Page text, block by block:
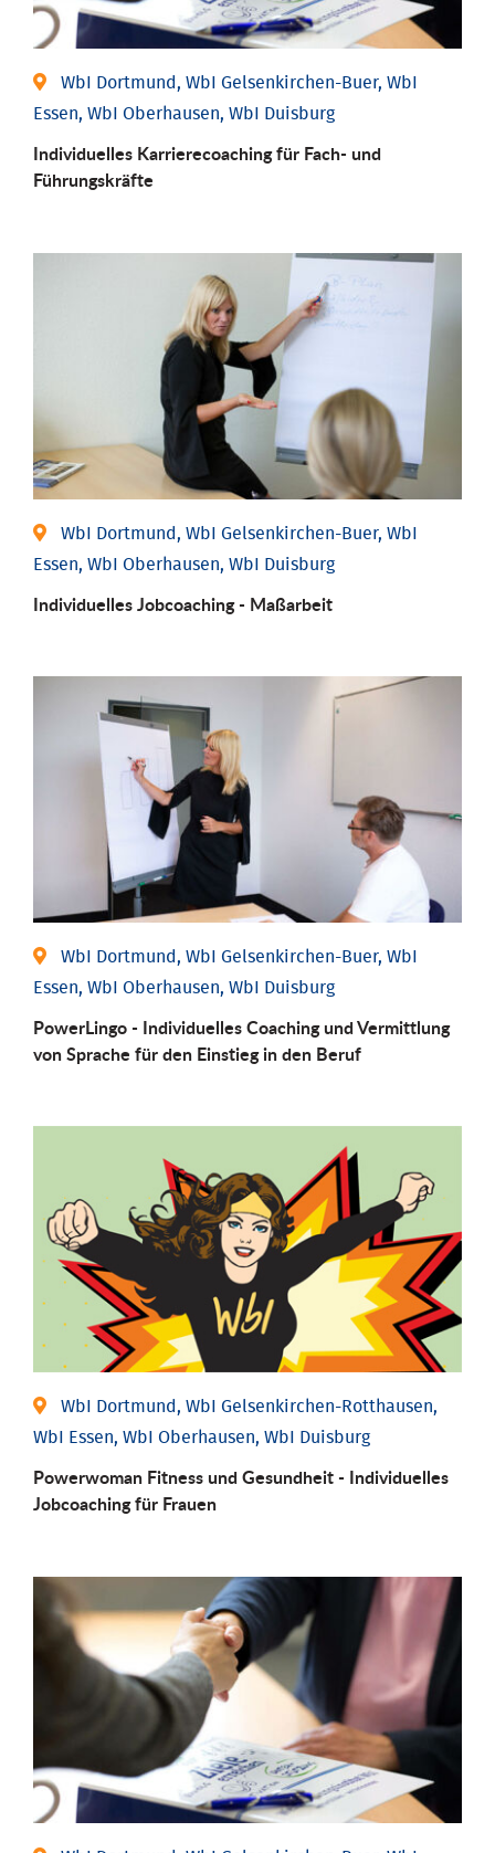
WbI Dortmund, WbI Gelsenkirchen-Buer, WbI
Essen, WbI Oberhausen, WbI Duisburg
Individu­elles Karrierecoaching für Fach-­ und
Führungs­kräfte
WbI Dortmund, WbI Gelsenkirchen-Buer, WbI
Essen, WbI Oberhausen, WbI Duisburg
Individu­elles Job­coaching - Maßarbeit
WbI Dortmund, WbI Gelsenkirchen-Buer, WbI
Essen, WbI Oberhausen, WbI Duisburg
PowerLingo - Individuelles Coaching und Vermittlung
von Sprache für den Einstieg in den Beruf
WbI Dortmund, WbI Gelsenkirchen-Rotthausen,
WbI Essen, WbI Oberhausen, WbI Duisburg
Powerwoman Fitness und Gesund­heit - Individu­elles
Job­coaching für Frauen